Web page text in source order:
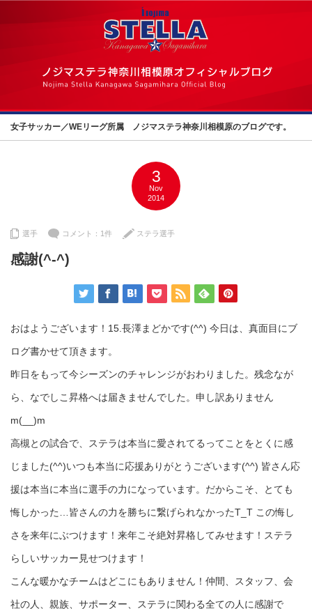
女子サッカー／WEリーグ所属 ノジマステラ神奈川相模原のブログです。
3
Nov
2014
選手 コメント：1件 ステラ選手
感謝(^-^)
おはようございます！15.長澤まどかです(^^) 今日は、真面目にブ
ログ書かせて頂きます。
昨日をもって今シーズンのチャレンジがおわりました。残念なが
ら、なでしこ昇格へは届きませんでした。申し訳ありません
m(__)m
高槻との試合で、ステラは本当に愛されてるってことをとくに感
じました(^^)いつも本当に応援ありがとうございます(^^) 皆さん応
援は本当に本当に選手の力になっています。だからこそ、とても
悔しかった…皆さんの力を勝ちに繋げられなかったT_T この悔し
さを来年にぶつけます！来年こそ絶対昇格してみせます！ステラ
らしいサッカー見せつけます！
こんな暖かなチームはどこにもありません！仲間、スタッフ、会
社の人、親族、サポーター、ステラに関わる全ての人に感謝で